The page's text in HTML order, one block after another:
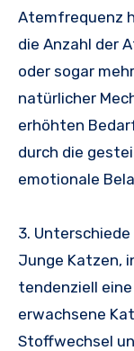
Atemfrequenz
die Anzahl der
oder sogar
natürlicher
erhöhten
durch die
emotionale
3.
Junge Katzen,
tendenziell
erwachsene
Stoffwechsel